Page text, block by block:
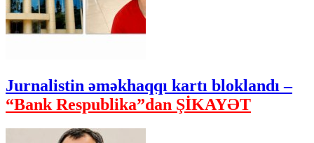
Jurnalistin əməkhaqqı kartı bloklandı –
“Bank Respublika”dan ŞİKAYƏT